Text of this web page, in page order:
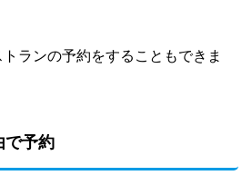
ランの予約をすることもできま
で予約